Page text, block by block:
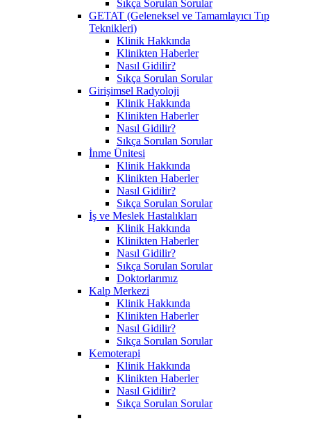
Sıkça Sorulan Sorular
GETAT (Geleneksel ve Tamamlayıcı Tıp
Teknikleri)
Klinik Hakkında
Klinikten Haberler
Nasıl Gidilir?
Sıkça Sorulan Sorular
Girişimsel Radyoloji
Klinik Hakkında
Klinikten Haberler
Nasıl Gidilir?
Sıkça Sorulan Sorular
İnme Ünitesi
Klinik Hakkında
Klinikten Haberler
Nasıl Gidilir?
Sıkça Sorulan Sorular
İş ve Meslek Hastalıkları
Klinik Hakkında
Klinikten Haberler
Nasıl Gidilir?
Sıkça Sorulan Sorular
Doktorlarımız
Kalp Merkezi
Klinik Hakkında
Klinikten Haberler
Nasıl Gidilir?
Sıkça Sorulan Sorular
Kemoterapi
Klinik Hakkında
Klinikten Haberler
Nasıl Gidilir?
Sıkça Sorulan Sorular